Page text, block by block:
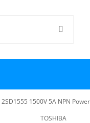
2SD1555 1500V 5A NPN
TOSHIBA